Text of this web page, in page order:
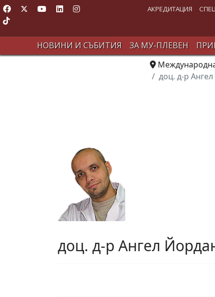
АКРЕДИТАЦИЯ
НОВИНИ И СЪБИТИЯ ЗА МУ-ПЛЕВЕН
доц. д-р
доц. д-р Ангел